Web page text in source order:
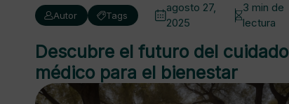
Autor Tags
agosto 27,
2025
3 min de
lectura
Descubre el futuro del cuidado
médico para el bienestar